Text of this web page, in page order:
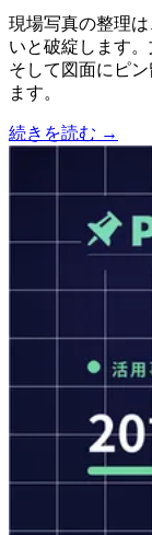
現場写真の整理
いと破綻します
そして図面にピ
ます。
続きを読む →